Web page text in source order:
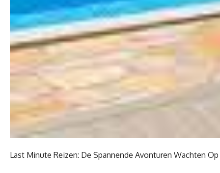
Last Minute Reizen: De Spannende Avonturen Wachten Op